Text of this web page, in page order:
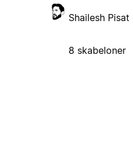
Shailesh Pisat
8 skabeloner